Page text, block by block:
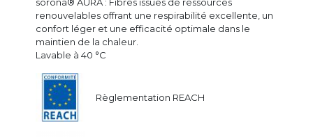
renouvelables offrant une respirabilité excellente, un
confort léger et une efficacité optimale dans le
maintien de la chaleur.
Lavable à 40 °C
Règlementation REACH